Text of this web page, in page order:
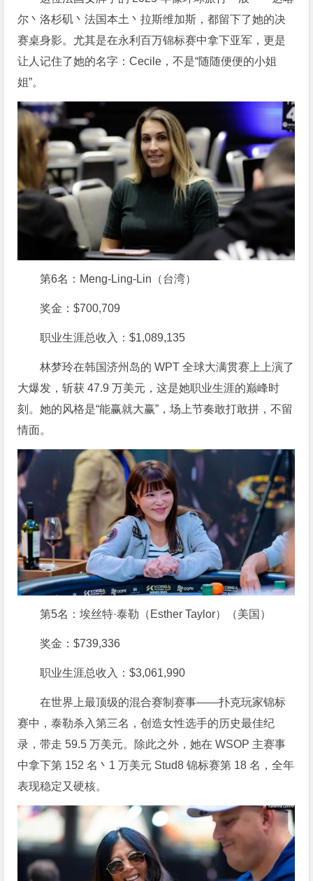
尔丶洛杉矶丶法国本土丶拉斯维加斯，都留下了她的决
赛桌身影。尤其是在永利百万锦标赛中拿下亚军，更是
让人记住了她的名字：Cecile，不是“随随便便的小姐
姐”。
第6名：Meng-Ling-Lin（台湾）
奖金：$700,709
职业生涯总收入：$1,089,135
林梦玲在韩国济州岛的 WPT 全球大满贯赛上上演了
大爆发，斩获 47.9 万美元，这是她职业生涯的巅峰时
刻。她的风格是“能赢就大赢”，场上节奏敢打敢拼，不留
情面。
第5名：埃丝特·泰勒（Esther Taylor）（美国）
奖金：$739,336
职业生涯总收入：$3,061,990
在世界上最顶级的混合赛制赛事——扑克玩家锦标
赛中，泰勒杀入第三名，创造女性选手的历史最佳纪
录，带走 59.5 万美元。除此之外，她在 WSOP 主赛事
中拿下第 152 名丶1 万美元 Stud8 锦标赛第 18 名，全年
表现稳定又硬核。